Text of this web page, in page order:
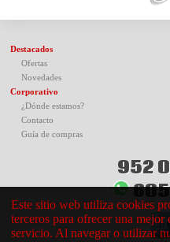
Destacados
Ofertas
Novedades
Corporativo
¿Dónde estamos?
Contacto
Guía de compras
952
605
Este sitio web utiliza cookies
terceros para ofrecer una mejor
servicio. Al navegar o utilizar